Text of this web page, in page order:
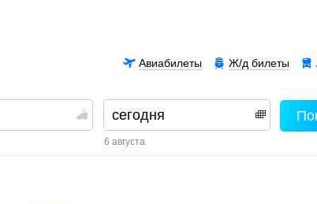
Ж/д билеты
Авиабилеты
6 августа